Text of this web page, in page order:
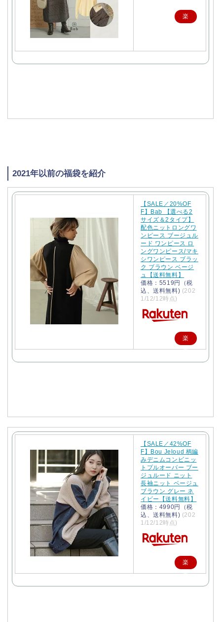
楽
2021年以前の福袋を紹介
【SALE／20%OF
F】Bab 【選べる2
サイズ＆2タイプ】
配色ニットロングワ
ンピース ブージュル
ード ワンピース ロ
ングワンピース/マキ
シワンピース ブラッ
ク ブラウン ベージ
ュ【送料無料】
価格：5519円（税
込、送料無料) (202
1/12/12時点)
楽
天
【SALE／42%OF
F】Bou Jeloud 柄編
みデニムコンビニッ
トプルオーバー ブー
ジュルード ニット
長袖ニット ベージュ
ブラウン グレー ネ
イビー【送料無料】
価格：4990円（税
込、送料無料) (202
1/12/12時点)
楽
天